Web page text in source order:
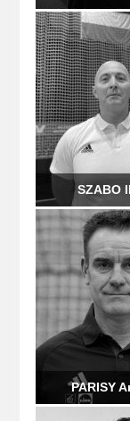
SZABO
PARISY